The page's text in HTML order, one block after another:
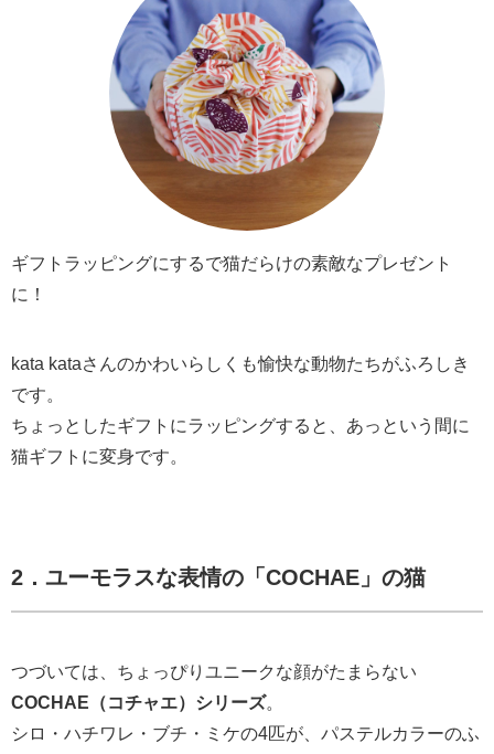
ギフトラッピングにするで猫だらけの素敵なプレゼント
に！
kata kataさんのかわいらしくも愉快な動物たちがふろしき
です。
ちょっとしたギフトにラッピングすると、あっという間に
猫ギフトに変身です。
2．ユーモラスな表情の「 COCHAE」 の猫
つづいては、ちょっぴりユニークな顔がたまらない
COCHAE（コチャエ）シリーズ。
シロ・ハチワレ・ブチ・ミケの4匹が、パステルカラーのふ